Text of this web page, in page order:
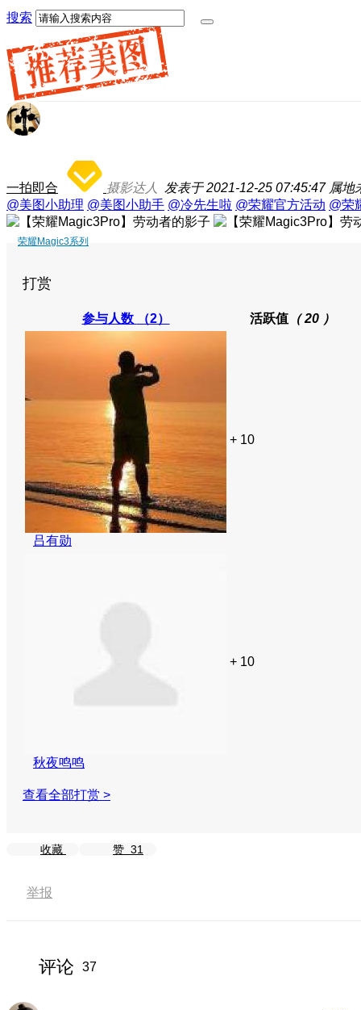
搜索
一拍即合 摄影达人 发表于 2021-12-25 07:45:47 属地
@美图小助理 @美图小助手 @冷先生啦 @荣耀官方活动 @荣
荣耀Magic3系列
打赏
参与人数 （2） 活跃值（ 20 ）
吕有勋
+ 10
秋夜鸣鸣
+ 10
查看全部打赏 >
收藏 赞 31
举报
评论 37